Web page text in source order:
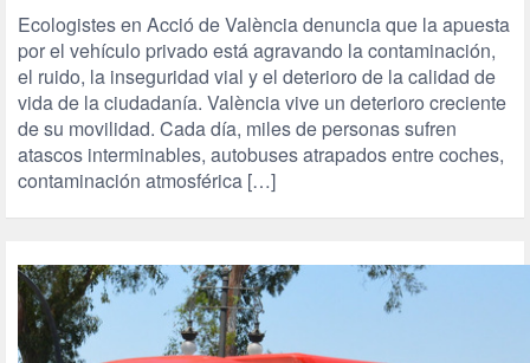
Ecologistes en Acció de València denuncia que la apuesta
por el vehículo privado está agravando la contaminación,
el ruido, la inseguridad vial y el deterioro de la calidad de
vida de la ciudadanía. València vive un deterioro creciente
de su movilidad. Cada día, miles de personas sufren
atascos interminables, autobuses atrapados entre coches,
contaminación atmosférica […]